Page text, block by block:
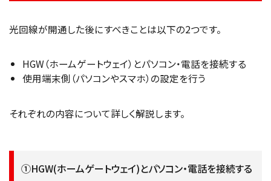
光回線が開通した後にすべきことは以下の2つです。
HGW（ホームゲートウェイ）とパソコン・電話を接続する
使用端末側（パソコンやスマホ）の設定を行う
それぞれの内容について詳しく解説します。
①HGW(ホームゲートウェイ)とパソコン・電話を接続する